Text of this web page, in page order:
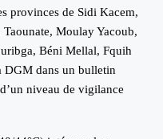
provinces de Sidi Kacem,
Moulay Yacoub,
Béni Mellal, Fquih
DGM dans un bulletin
niveau de vigilance